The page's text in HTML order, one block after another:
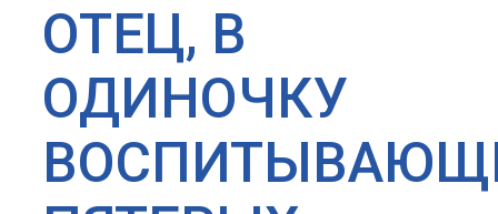
ОТЕЦ, В
ОДИНОЧКУ